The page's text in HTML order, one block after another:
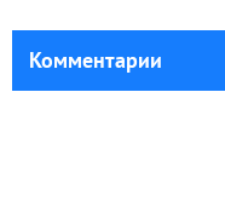
Комментарии